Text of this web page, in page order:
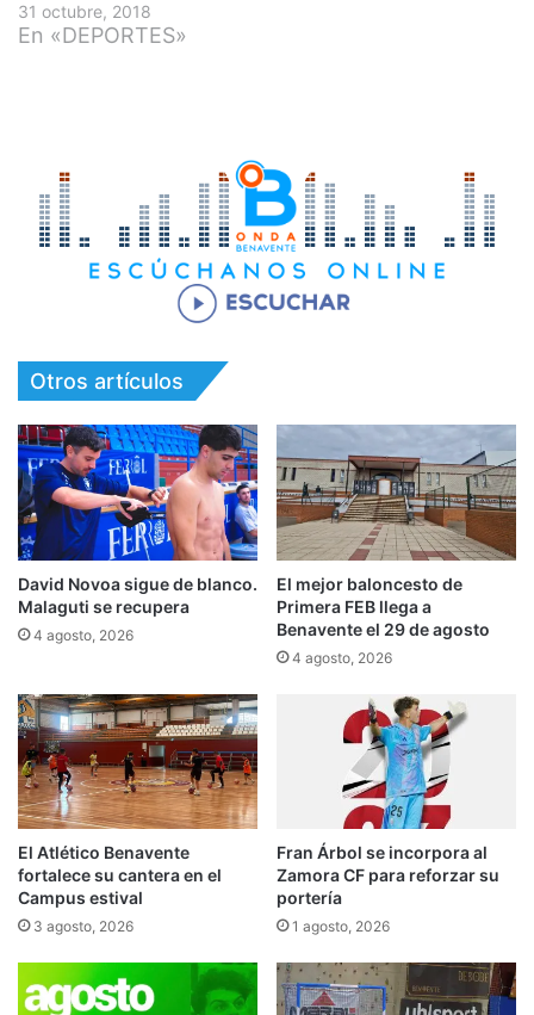
31 octubre, 2018
En «DEPORTES»
Otros artículos
David Novoa sigue de blanco.
Malaguti se recupera
4 agosto, 2026
El mejor baloncesto de
Primera FEB llega a
Benavente el 29 de agosto
4 agosto, 2026
El Atlético Benavente
fortalece su cantera en el
Campus estival
3 agosto, 2026
Fran Árbol se incorpora al
Zamora CF para reforzar su
portería
1 agosto, 2026